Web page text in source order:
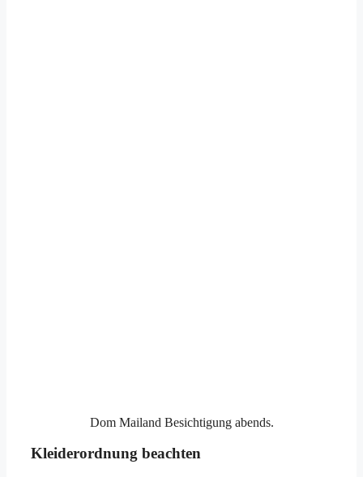
Dom Mailand Besichtigung abends.
Kleiderordnung beachten